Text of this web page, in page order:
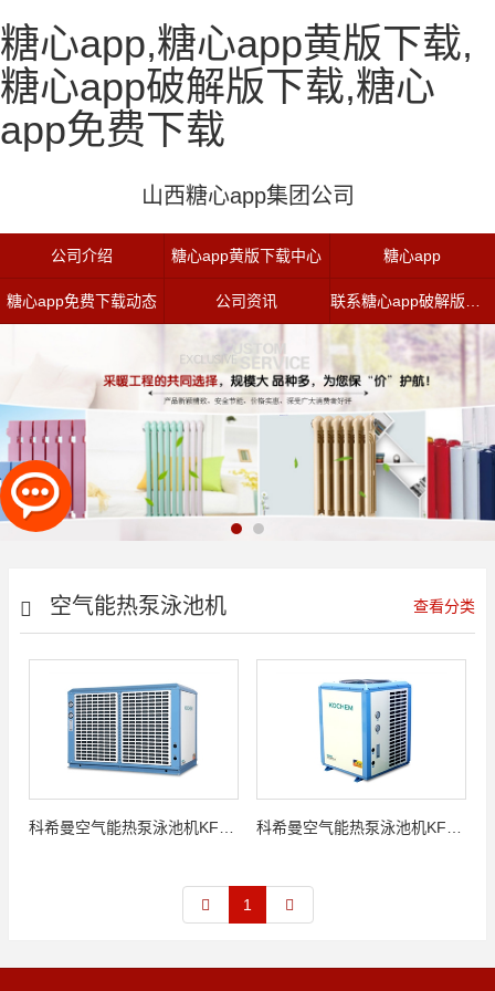
糖心app,糖心app黄版下载,
糖心app破解版下载,糖心
app免费下载
山西糖心app集团公司
公司介绍 糖心app黄版下载中心 糖心app
糖心app免费下载动态 公司资讯
空气能热泵泳池机 查看分类
1